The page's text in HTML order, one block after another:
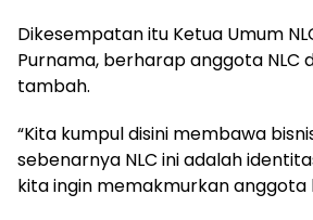
Dikesempatan itu Ketua Umum
Purnama, berharap anggota NLC
tambah.
“Kita kumpul disini membawa
sebenarnya NLC ini adalah
kita ingin memakmurkan anggota